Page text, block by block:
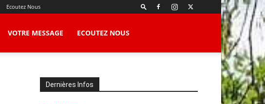
Ecoutez Nous
VOTRE MESSAGE ECOUTEZ NOUS
Dernières Infos